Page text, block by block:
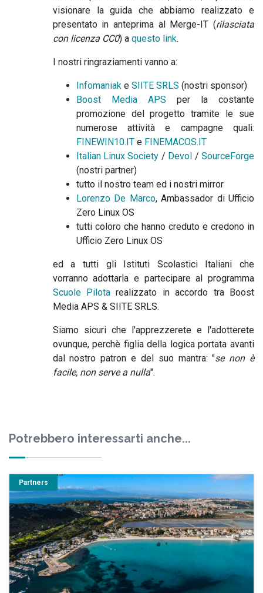
visionare la guida che abbiamo realizzato e
presentato in anteprima al Merge-IT (rilasciata
con licenza CC0) a questo link.
I nostri ringraziamenti vanno a:
Infomaniake SIITE SRLS (nostri sponsor)
Boost Media APS per la costante
promozione del progetto tramite le sue
numerose attività e campagne quali:
FINEWIN10.ITe FINEMACOS.IT
Italian Linux Society / Devol / SourceForge
(nostri partner)
tutto il nostro team ed i nostri mirror
Lorenzo De Marco, Ambassador di Ufficio
Zero Linux OS
tutti coloro che hanno creduto e credono in
Ufficio Zero Linux OS
ed a tutti gli Istituti Scolastici Italiani che
vorranno adottarla e partecipare al programma
Scuole Pilota realizzato in accordo tra Boost
Media APS & SIITE SRLS.
Siamo sicuri che l'apprezzerete e l'adotterete
ovunque, perchè figlia della logica portata avanti
dal nostro patron e del suo mantra: "se non è
facile, non serve a nulla".
Potrebbero interessarti anche...
Partners